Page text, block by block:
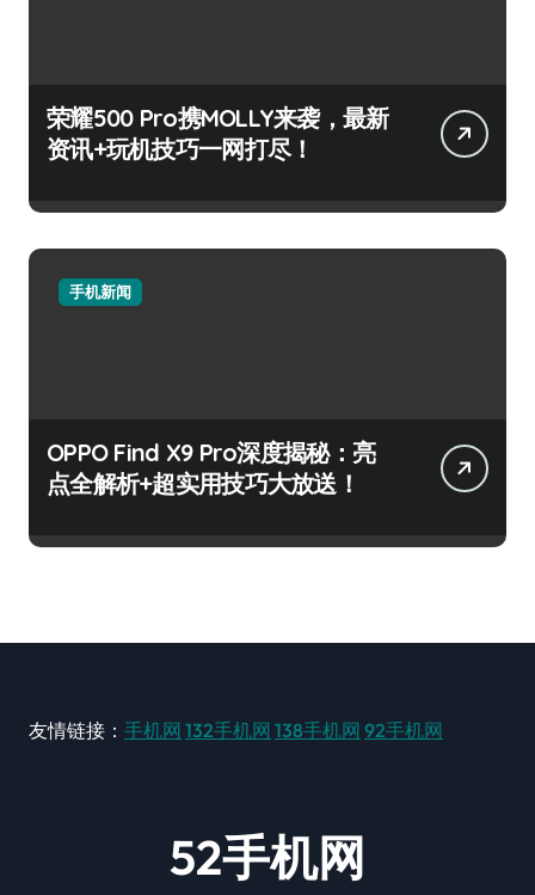
荣耀500 Pro携MOLLY来袭，最新
资讯+玩机技巧一网打尽！
手机新闻
OPPO Find X9 Pro深度揭秘：亮
点全解析+超实用技巧大放送！
友情链接： 手机网 132手机网 138手机网 92手机网
52手机网